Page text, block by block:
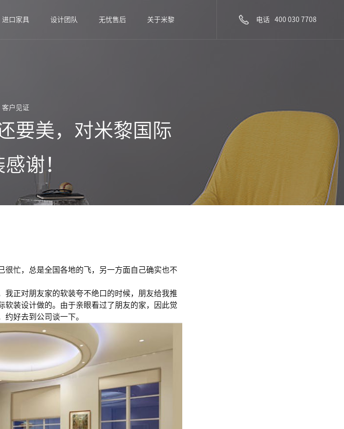
进口家具 设计团队 无忧售后 关于米黎 电话 400 030 7708
客户见证
要美，对米黎国际
谢！
很忙，总是全国各地的飞，另一方面自己确实也不
我正对朋友家的软装夸不绝口的时候，朋友给我推
软装设计做的。由于亲眼看过了朋友的家，因此觉
好去到公司谈一下。